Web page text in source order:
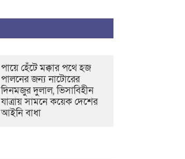
পায়ে হেঁটে মক্কার পথে হজ
পালনের জন্য নাটোরের
দিনমজুর দুলাল, ভিসাবিহীন
যাত্রায় সামনে কয়েক দেশের
আইনি বাধা